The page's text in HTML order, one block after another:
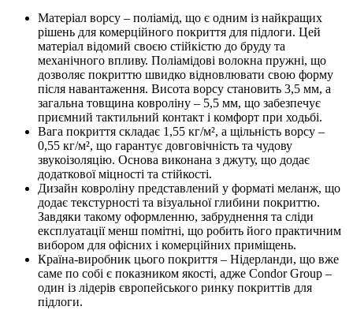
Матеріал ворсу – поліамід, що є одним із найкращих
рішень для комерційного покриття для підлоги. Цей
матеріал відомий своєю стійкістю до бруду та
механічного впливу. Поліамідові волокна пружні, що
дозволяє покриттю швидко відновлювати свою форму
після навантаження. Висота ворсу становить 3,5 мм, а
загальна товщина ковроліну – 5,5 мм, що забезпечує
приємний тактильний контакт і комфорт при ходьбі.
Вага покриття складає 1,55 кг/м², а щільність ворсу –
0,55 кг/м², що гарантує довговічність та чудову
звукоізоляцію. Основа виконана з джуту, що додає
додаткової міцності та стійкості.
Дизайн ковроліну представлений у форматі меланж, що
додає текстурності та візуальної глибини покриттю.
Завдяки такому оформленню, забруднення та сліди
експлуатації менш помітні, що робить його практичним
вибором для офісних і комерційних приміщень.
Країна-виробник цього покриття – Нідерланди, що вже
саме по собі є показником якості, адже Condor Group –
один із лідерів європейського ринку покриттів для
підлоги.